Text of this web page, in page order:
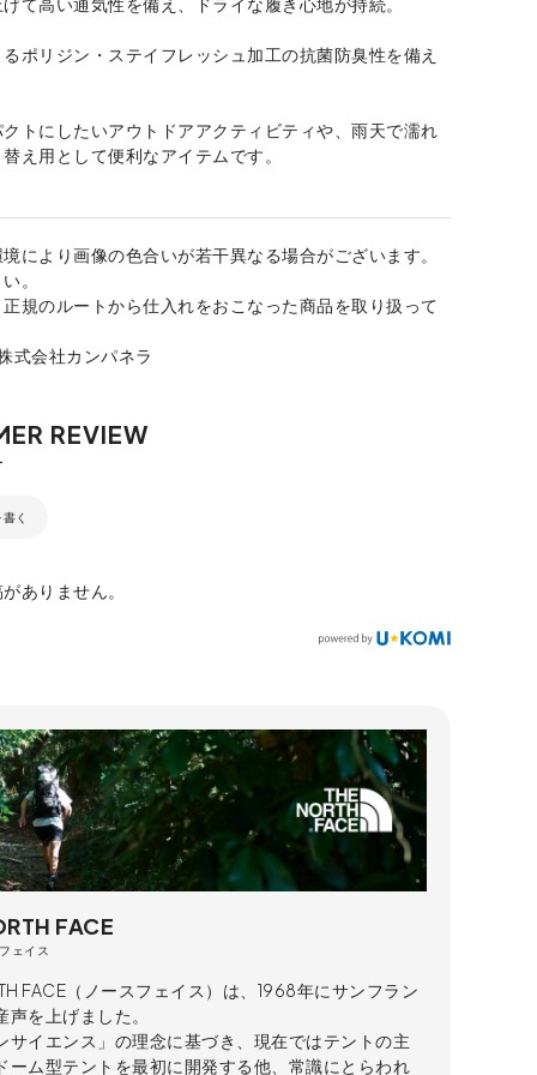
ポリジン・ステイフレッシュ加工の抗菌防臭性を備え
トにしたいアウトドアアクティビティや、雨天で濡れ
え用として便利なアイテムです。
により画像の色合いが若干異なる場合がございます。
。
規のルートから仕入れをおこなった商品を取り扱って
式会社カンパネラ
く
ありません。
FACE
ェイス
FACE（ノースフェイス）は、1968年にサンフラン
声を上げました。
サイエンス」の理念に基づき、現在ではテントの主
ーム型テントを最初に開発する他、常識にとらわれ